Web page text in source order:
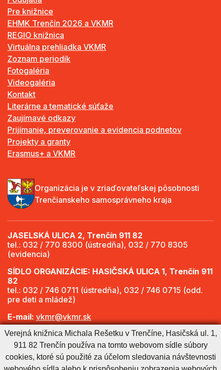
Pre knižnice
EHMK Trenčín 2026 a VKMR
REGIO knižnica
Virtuálna prehliadka VKMR
Zoznam periodík
Fotogaléria
Videogaléria
Kontakt
Literárne a tematické súťaže
Zaujímavé odkazy
Prijímanie, preverovanie a evidencia podnetov
Projekty a granty
Erasmus+ a VKMR
Organizácia je v zriaďovateľskej pôsobnosti
Trenčianskeho samosprávneho kraja
JASELSKÁ ULICA 2, Trenčín 911 82
tel.: 032 / 770 8300 (ústredňa), 032 / 770 8305
(evidencia)
SÍDLO ORGANIZÁCIE: HASIČSKÁ ULICA 1, Trenčín 911
82
tel.: 032 / 746 0711 (ústredňa), 032 / 746 0715 (odd.
pre deti a mládež)
E-mail: vkmr@vkmr.sk
Web: http://www.vkmr.sk
Viac informácií - Otváracie hodiny
Verejná knižnica Michala Rešetku v Trenčíne, Hasičská ul. 1,
911 82 Trenčín používa na tomto webovom sídle súbory
cookies, ktoré sú použité za účelom sledovania návštevnosti